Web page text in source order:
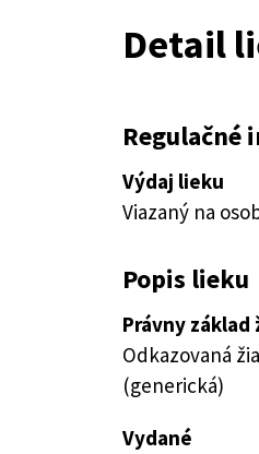
Detail
Regulačné
Výdaj lieku
Viazaný na
Popis lieku
Právny základ
Odkazovaná
(generická)
Vydané